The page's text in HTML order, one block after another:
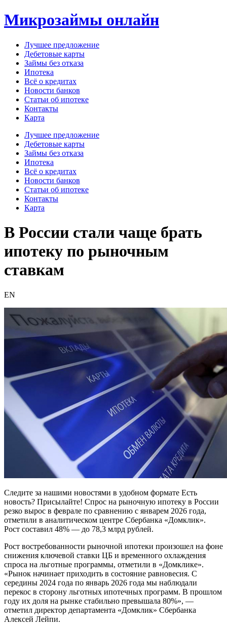
Перейти
к
Микрозаймы онлайн
Лучшее предложение
Дебетовые карты
Займы без отказа
Ипотека
Всё о кредитах
Новости банков
Статьи об ипотеке
Контакты
Карта
Меню Лучшее предложение
Дебетовые карты
Займы без отказа
Ипотека
Всё о кредитах
Новости банков
Статьи об ипотеке
Контакты
Карта
В России стали чаще брать
ипотеку по рыночным
ставкам
EN
Следите за нашими новостями в удобном формате Есть
новость? Присылайте! Спрос на рыночную ипотеку в России
резко вырос в феврале по сравнению с январем 2026 года,
отметили в аналитическом центре Сбербанка «Домклик».
Рост составил 48% — до 78,3 млрд рублей.
Рост востребованности рыночной ипотеки произошел на фоне
снижения ключевой ставки ЦБ и временного охлаждения
спроса на льготные программы, отметили в «Домклике».
«Рынок начинает приходить в состояние равновесия. С
середины 2024 года по январь 2026 года мы наблюдали
перекос в сторону льготных ипотечных программ. В прошлом
году их доля на рынке стабильно превышала 80%», —
отметил директор департамента «Домклик» Сбербанка
Алексей Лейпи.